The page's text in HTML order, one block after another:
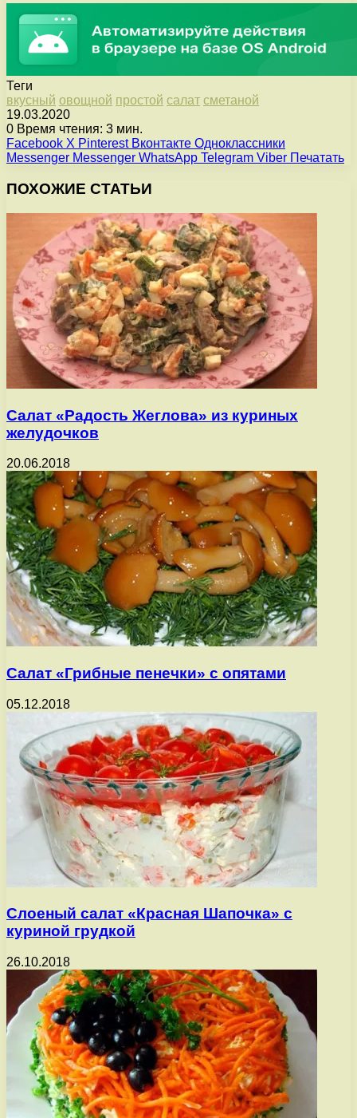
Теги
вкусный овощной простой салат сметаной
19.03.2020
0 Время чтения: 3 мин.
Facebook X Pinterest Вконтакте Одноклассники
Messenger Messenger WhatsApp Telegram Viber Печатать
ПОХОЖИЕ СТАТЬИ
Салат «Радость Жеглова» из куриных
желудочков
20.06.2018
Салат «Грибные пенечки» с опятами
05.12.2018
Слоеный салат «Красная Шапочка» с
куриной грудкой
26.10.2018